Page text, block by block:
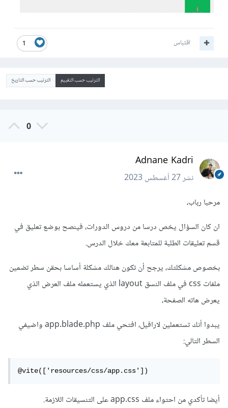
1 اقتباس
الترتيب حسب التقييم الترتيب حسب التاريخ
0
Adnane Kadri
نشر27 أغسطس 2023
مرحبا رباب،
ان كان السؤال يخص درسا من دروس الدورات، فينصح بوضع تعليق في
قسم تعليقات الطلبة للمتابعة معك خلال الدرس.
بخصوص مشكلتك، يرجح أن تكون هنالك مشكلة أساسا بحقن سطر تضمين
ملفات css في ملف النسق layout الذي يستعمله ملف العرض الذي
يعرض هاته الصفحة،
يبدوا أنك تستعملين لارافيل، افتحي ملف app.blade.php واضيفي
السطر التالي:
@vite(['resources/css/app.css'])
أيضا تأكدي من احتواء ملف app.css على التنسيقات اللازمة.